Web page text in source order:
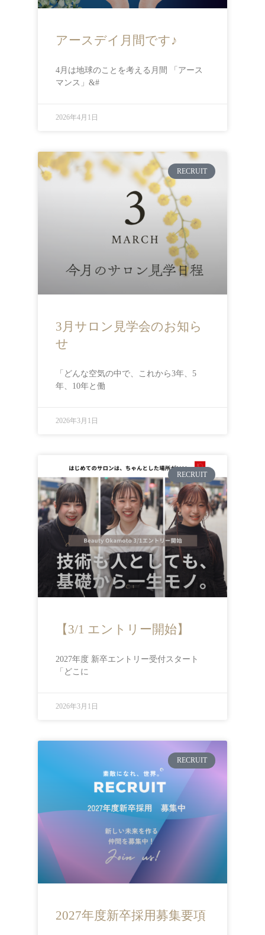
アースデイ月間です♪
4月は地球のことを考える月間 「アース
マンス」&#
2026年4月1日
RECRUIT
3月サロン見学会のお知ら
せ
「どんな空気の中で、これから3年、5
年、10年と働
2026年3月1日
RECRUIT
【3/1 エントリー開始】
2027年度 新卒エントリー受付スタート
「どこに
2026年3月1日
RECRUIT
2027年度新卒採用募集要項